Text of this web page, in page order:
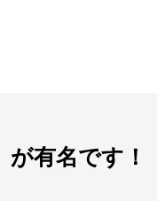
が有名です！